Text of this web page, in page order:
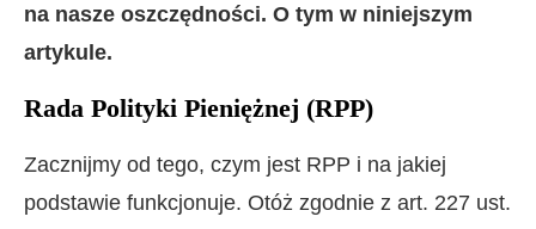
na nasze oszczędności. O tym w niniejszym
artykule.
Rada Polityki Pieniężnej (RPP)
Zacznijmy od tego, czym jest RPP i na jakiej
podstawie funkcjonuje. Otóż zgodnie z art. 227 ust.